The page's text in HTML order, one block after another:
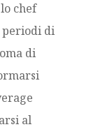
lo chef
periodi di
di
al